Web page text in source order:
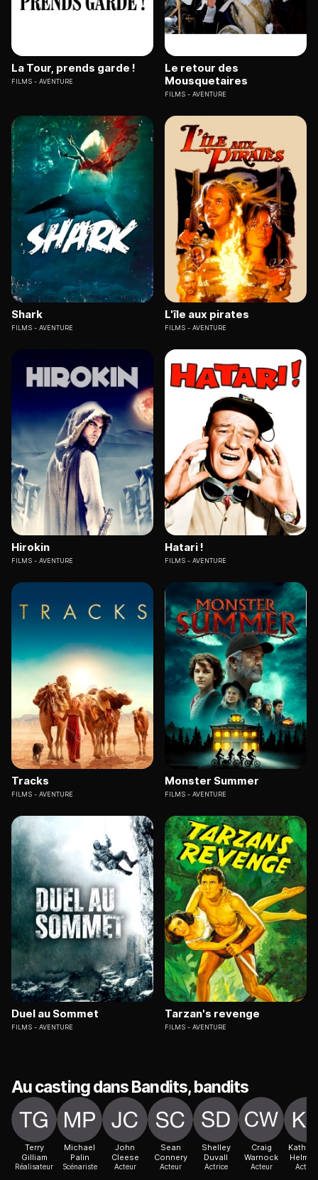
La Tour, prends garde !
FILMS AVENTURE
Le retour des
Mousquetaires
FILMS AVENTURE
Shark
FILMS AVENTURE
L'île aux pirates
FILMS AVENTURE
Hirokin
FILMS AVENTURE
Hatari !
FILMS AVENTURE
Tracks
FILMS AVENTURE
Monster Summer
FILMS AVENTURE
Duel au Sommet
FILMS AVENTURE
Tarzan's revenge
FILMS AVENTURE
Au casting dans Bandits, bandits
Terry
Gilliam
Réalisateur
Michael
Palin
Scénariste
John
Cleese
Acteur
Sean
Connery
Acteur
Shelley
Duvall
Actrice
Craig
Warnock
Acteur Actrice